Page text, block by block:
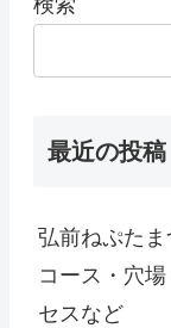
最近の投稿
弘前ねぷた
コース・穴
セスなど